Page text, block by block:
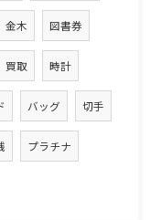
金木 図書券
買取 時計
バッグ 切手
プラチナ